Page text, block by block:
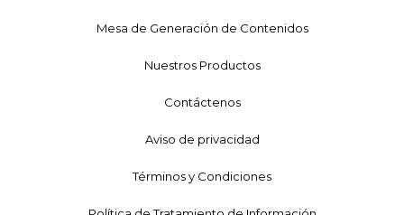
Mesa de Generación de Contenidos
Nuestros Productos
Contáctenos
Aviso de privacidad
Términos y Condiciones